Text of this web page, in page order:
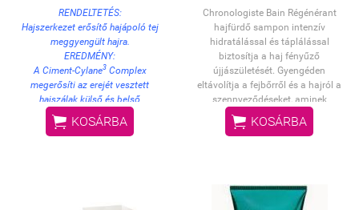
RENDELTETÉS:
Hajszerkezet erősítő hajápoló tej
meggyengült hajra.
EREDMÉNY:
A Ciment-Cylane3Complex
megerősíti az erejét vesztett
hajszálak külső és belső
szerkezetét. Ellenállóvá teszi a
hajat, védelmet nyújt a külső
 KOSÁRBA
Chronologiste Bain Régénérant
hajfürdő sampon intenzív
hidratálással és táplálással
biztosítja a haj fényűző
újjászületését. Gyengéden
eltávolítja a fejbőrről és a hajról a
szennyeződéseket, aminek
köszönhetően a haj ellenállóvá,
ragyogóan fényessé és selymes
 KOSÁRBA